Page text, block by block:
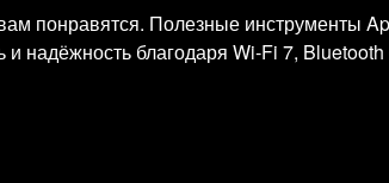
понравятся. Полезные инструменты
надёжность благодаря Wi‑Fi 7,